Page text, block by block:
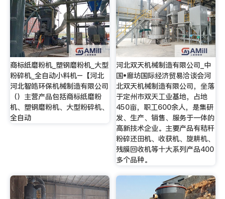
商标纸磨粉机_塑钢磨粉机_大型
粉碎机_全自动小料机–【河北
河北智皓环保机械制造有限公司
（）主营产品包括商标纸磨粉
机、塑钢磨粉机、大型粉碎机、
全自动
河北双天机械制造有限公司_中
国•廊坊国际经济贸易洽谈会河
北双天机械制造有限公司，坐落
于定州市双天工业基地，占地
450亩，职工600余人，是集研
发、生产、销售、服务于一体的
高新技术企业。主要产品有秸秆
粉碎还田机、收获机、旋耕机、
残膜回收机等十大系列产品400
多个品种。